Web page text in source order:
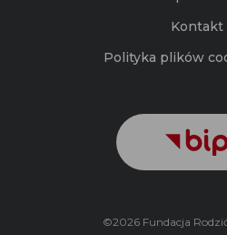
Kontakt
Polityka plików